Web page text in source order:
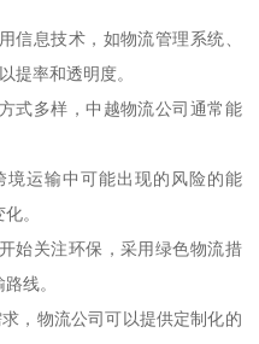
信息技术，如物流管理系统、
提率和透明度。
式多样，中越物流公司通常能
运输中可能出现的风险的能
。
始关注环保，采用绿色物流措
线。
，物流公司可以提供定制化的